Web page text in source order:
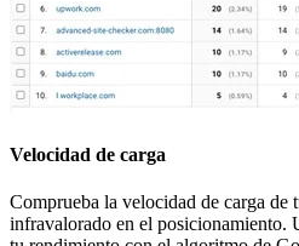
Velocidad de carga
Comprueba la velocidad de carga de
infravalorado en el posicionamiento.